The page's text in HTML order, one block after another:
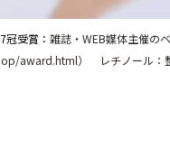
受賞： 雑誌・WEB媒体主催の
award.html） レチノール：